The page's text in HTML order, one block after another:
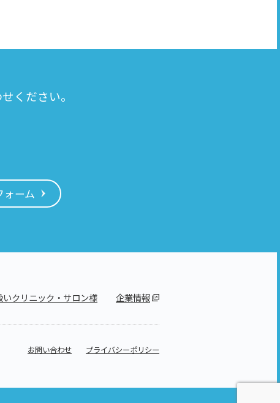
ください。
ォーム
企業情報
いクリニック・サロン様
お問い合わせ プライバシーポリシー